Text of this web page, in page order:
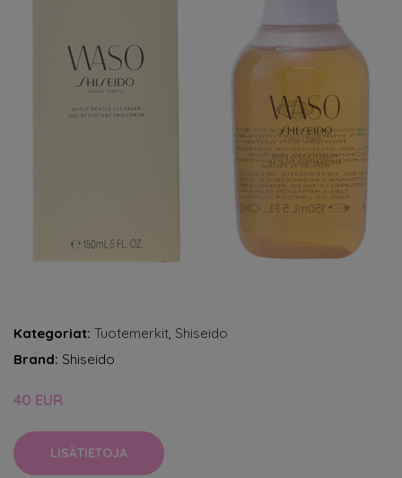
Kategoriat: Tuotemerkit, Shiseido
Brand: Shiseido
40 EUR
LISÄTIETOJA